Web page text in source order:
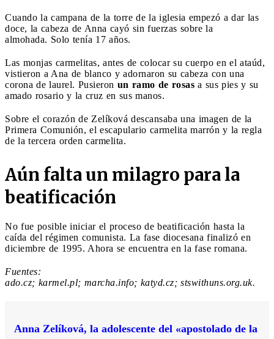
Cuando la campana de la torre de la iglesia empezó a dar las
doce, la cabeza de Anna cayó sin fuerzas sobre la
almohada. Solo tenía 17 años.
Las monjas carmelitas, antes de colocar su cuerpo en el ataúd,
vistieron a Ana de blanco y adornaron su cabeza con una
corona de laurel. Pusieron un ramo de rosas a sus pies y su
amado rosario y la cruz en sus manos.
Sobre el corazón de Zelíková descansaba una imagen de la
Primera Comunión, el escapulario carmelita marrón y la regla
de la tercera orden carmelita.
Aún falta un milagro para la
beatificación
No fue posible iniciar el proceso de beatificación hasta la
caída del régimen comunista. La fase diocesana finalizó en
diciembre de 1995. Ahora se encuentra en la fase romana.
Fuentes:
ado.cz; karmel.pl; marcha.info; katyd.cz; stswithuns.org.uk.
Anna Zelíková, la adolescente del «apostolado de la